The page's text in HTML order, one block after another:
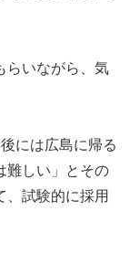
らいながら、気
には広島に帰る
難しい」とその
、試験的に採用